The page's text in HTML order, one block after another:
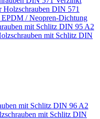
Holzschrauben DIN 571
/ Neopren-Dichtung
mit Schlitz DIN 95 A2
mit Schlitz DIN
mit Schlitz DIN 96 A2
mit Schlitz DIN